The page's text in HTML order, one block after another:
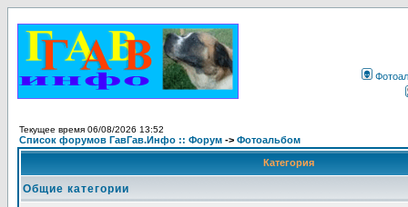
Текущее время 06/08/2026 13:52
Список форумов ГавГав.Инфо :: Форум -> Фотоальбом
Категория
Общие категории